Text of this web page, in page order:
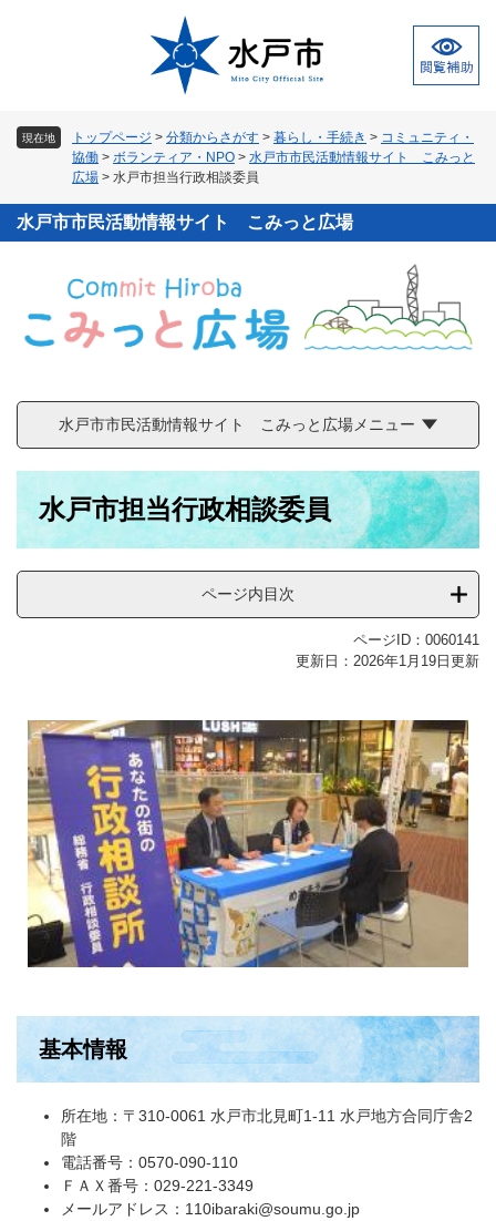
文
現在地 トップページ > 分類からさがす > 暮らし・手続き > コミュニティ・
協働 > ボランティア・NPO > 水戸市市民活動情報サイト こみっと
広場 > 水戸市担当行政相談委員
水戸市市民活動情報サイト こみっと広場
水戸市市民活動情報サイト こみっと広場メニュー
水戸市担当行政相談委員
ページ内目次
ページID：0060141
更新日：2026年1月19日更新
基本情報
所在地：〒310-0061 水戸市北見町1-11 水戸地方合同庁舎2
階
電話番号：0570-090-110
ＦＡＸ番号：029-221-3349
メールアドレス：110ibaraki@soumu.go.jp